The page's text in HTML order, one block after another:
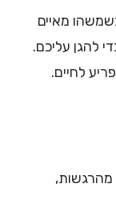
מאיים
להגן עליכם.
לחיים.
מהרגשות,